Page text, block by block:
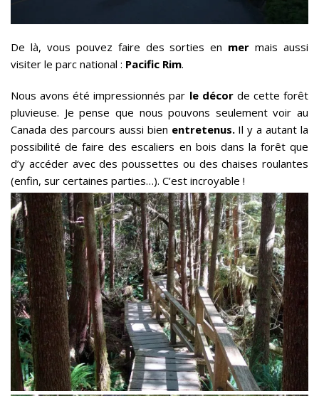
De là, vous pouvez faire des sorties en mer mais aussi
visiter le parc national : Pacific Rim.
Nous avons été impressionnés par le décorde cette forêt
pluvieuse. Je pense que nous pouvons seulement voir au
Canada des parcours aussi bien entretenus.Il y a autant la
possibilité de faire des escaliers en bois dans la forêt que
d’y accéder avec des poussettes ou des chaises roulantes
(enfin, sur certaines parties…). C’est incroyable !